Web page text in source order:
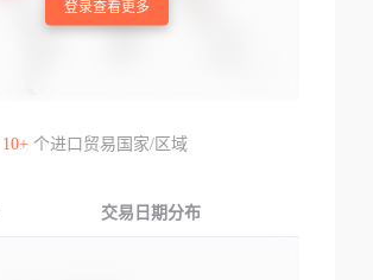
登录查看更多
10+个进口贸易国家/区域
交易日期分布